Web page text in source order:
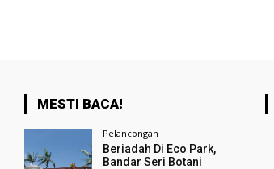
MESTI BACA!
Pelancongan
Beriadah Di Eco Park,
Bandar Seri Botani